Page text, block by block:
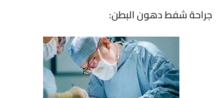
جراحة شفط دهون البطن: